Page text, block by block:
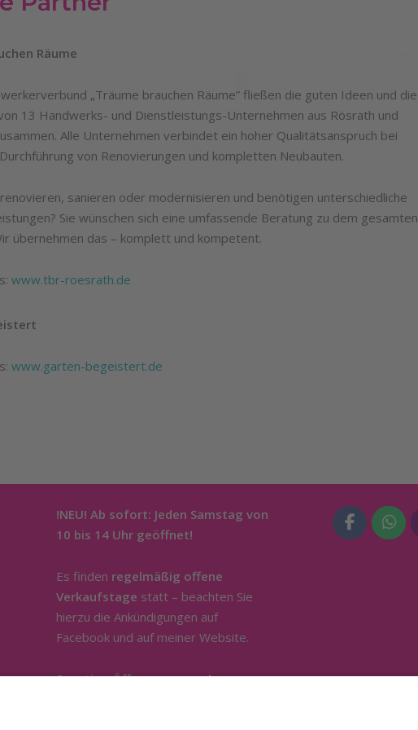
Räume
„Träume brauchen Räume” fließen die guten Ideen und die
13 Handwerks- und Dienstleistungs-Unternehmen aus Rösrath und
Alle Unternehmen verbindet ein hoher Qualitätsanspruch bei
von Renovierungen und kompletten Neubauten.
sanieren oder modernisieren und benötigen unterschiedliche
Sie wünschen sich eine umfassende Beratung zu dem gesamten
übernehmen das – komplett und kompetent.
www.tbr-roesrath.de
www.garten-begeistert.de
!NEU! Ab sofort: Jeden Samstag von
10 bis 14 Uhr geöffnet!
Es finden regelmäßig offene
Verkaufstage statt – beachten Sie
hierzu die Ankündigungen auf
Facebook und auf meiner Website.
Sonstige Öffnung nur nach